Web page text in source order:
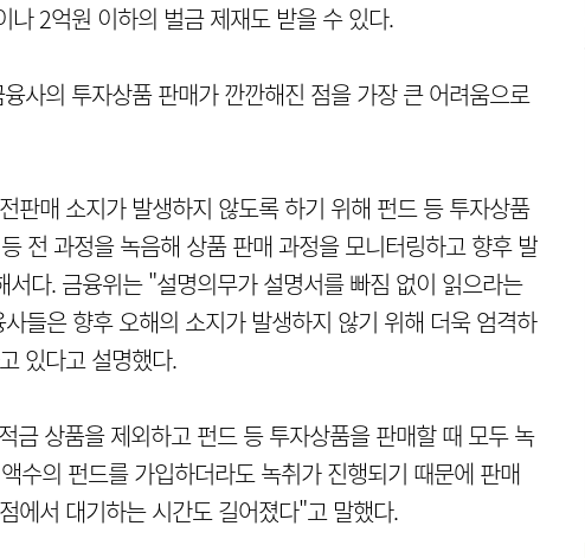
2억원 이하의 벌금 제재도 받을 수 있다.
사의 투자상품 판매가 깐깐해진 점을 가장 큰 어려움으로
판매 소지가 발생하지 않도록 하기 위해 펀드 등 투자상품
전 과정을 녹음해 상품 판매 과정을 모니터링하고 향후 발
다. 금융위는 "설명의무가 설명서를 빠짐 없이 읽으라는
들은 향후 오해의 소지가 발생하지 않기 위해 더욱 엄격하
있다고 설명했다.
금 상품을 제외하고 펀드 등 투자상품을 판매할 때 모두 녹
수의 펀드를 가입하더라도 녹취가 진행되기 때문에 판매
에서 대기하는 시간도 길어졌다"고 말했다.